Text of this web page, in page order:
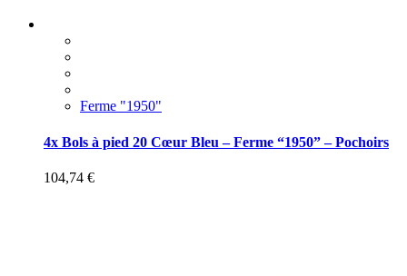
Ferme "1950"
4x Bols à pied 20 Cœur Bleu – Ferme “1950” – Pochoirs
104,74 €